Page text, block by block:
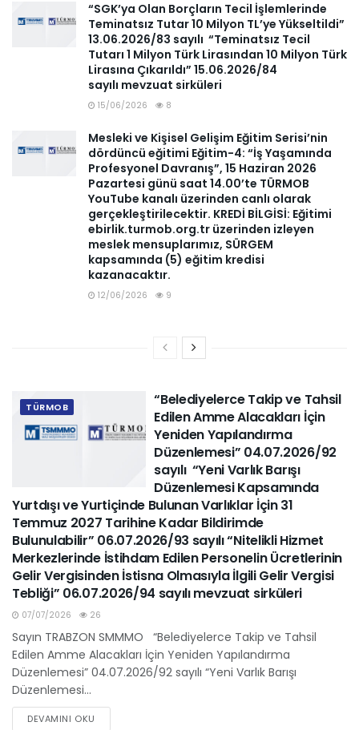
“SGK’ya Olan Borçların Tecil İşlemlerinde
Teminatsız Tutar 10 Milyon TL’ye Yükseltildi”
13.06.2026/83 sayılı “Teminatsız Tecil
Tutarı 1 Milyon Türk Lirasından 10 Milyon Türk
Lirasına Çıkarıldı” 15.06.2026/84
sayılı mevzuat sirküleri
15/06/2026 8
Mesleki ve Kişisel Gelişim Eğitim Serisi’nin
dördüncü eğitimi Eğitim-4: “İş Yaşamında
Profesyonel Davranış”, 15 Haziran 2026
Pazartesi günü saat 14.00’te TÜRMOB
YouTube kanalı üzerinden canlı olarak
gerçekleştirilecektir. KREDİ BİLGİSİ: Eğitimi
ebirlik.turmob.org.tr üzerinden izleyen
meslek mensuplarımız, SÜRGEM
kapsamında (5) eğitim kredisi
kazanacaktır.
12/06/2026 9
TÜRMOB
“Belediyelerce Takip ve Tahsil
Edilen Amme Alacakları İçin
Yeniden Yapılandırma
Düzenlemesi” 04.07.2026/92
sayılı “Yeni Varlık Barışı
Düzenlemesi Kapsamında
Yurtdışı ve Yurtiçinde Bulunan Varlıklar İçin 31
Temmuz 2027 Tarihine Kadar Bildirimde
Bulunulabilir” 06.07.2026/93 sayılı “Nitelikli Hizmet
Merkezlerinde İstihdam Edilen Personelin Ücretlerinin
Gelir Vergisinden İstisna Olmasıyla İlgili Gelir Vergisi
Tebliği” 06.07.2026/94 sayılı mevzuat sirküleri
07/07/2026 26
Sayın TRABZON SMMMO “Belediyelerce Takip ve Tahsil
Edilen Amme Alacakları İçin Yeniden Yapılandırma
Düzenlemesi” 04.07.2026/92 sayılı “Yeni Varlık Barışı
Düzenlemesi...
DEVAMINI OKU